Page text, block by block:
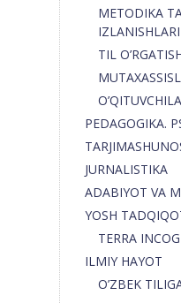
METODIKA
TIL
PEDAGOGIKA.
JURNALISTIKA
ADABIYOT VA
YOSH
TERRA
ILMIY HAYOT
O’ZBEK